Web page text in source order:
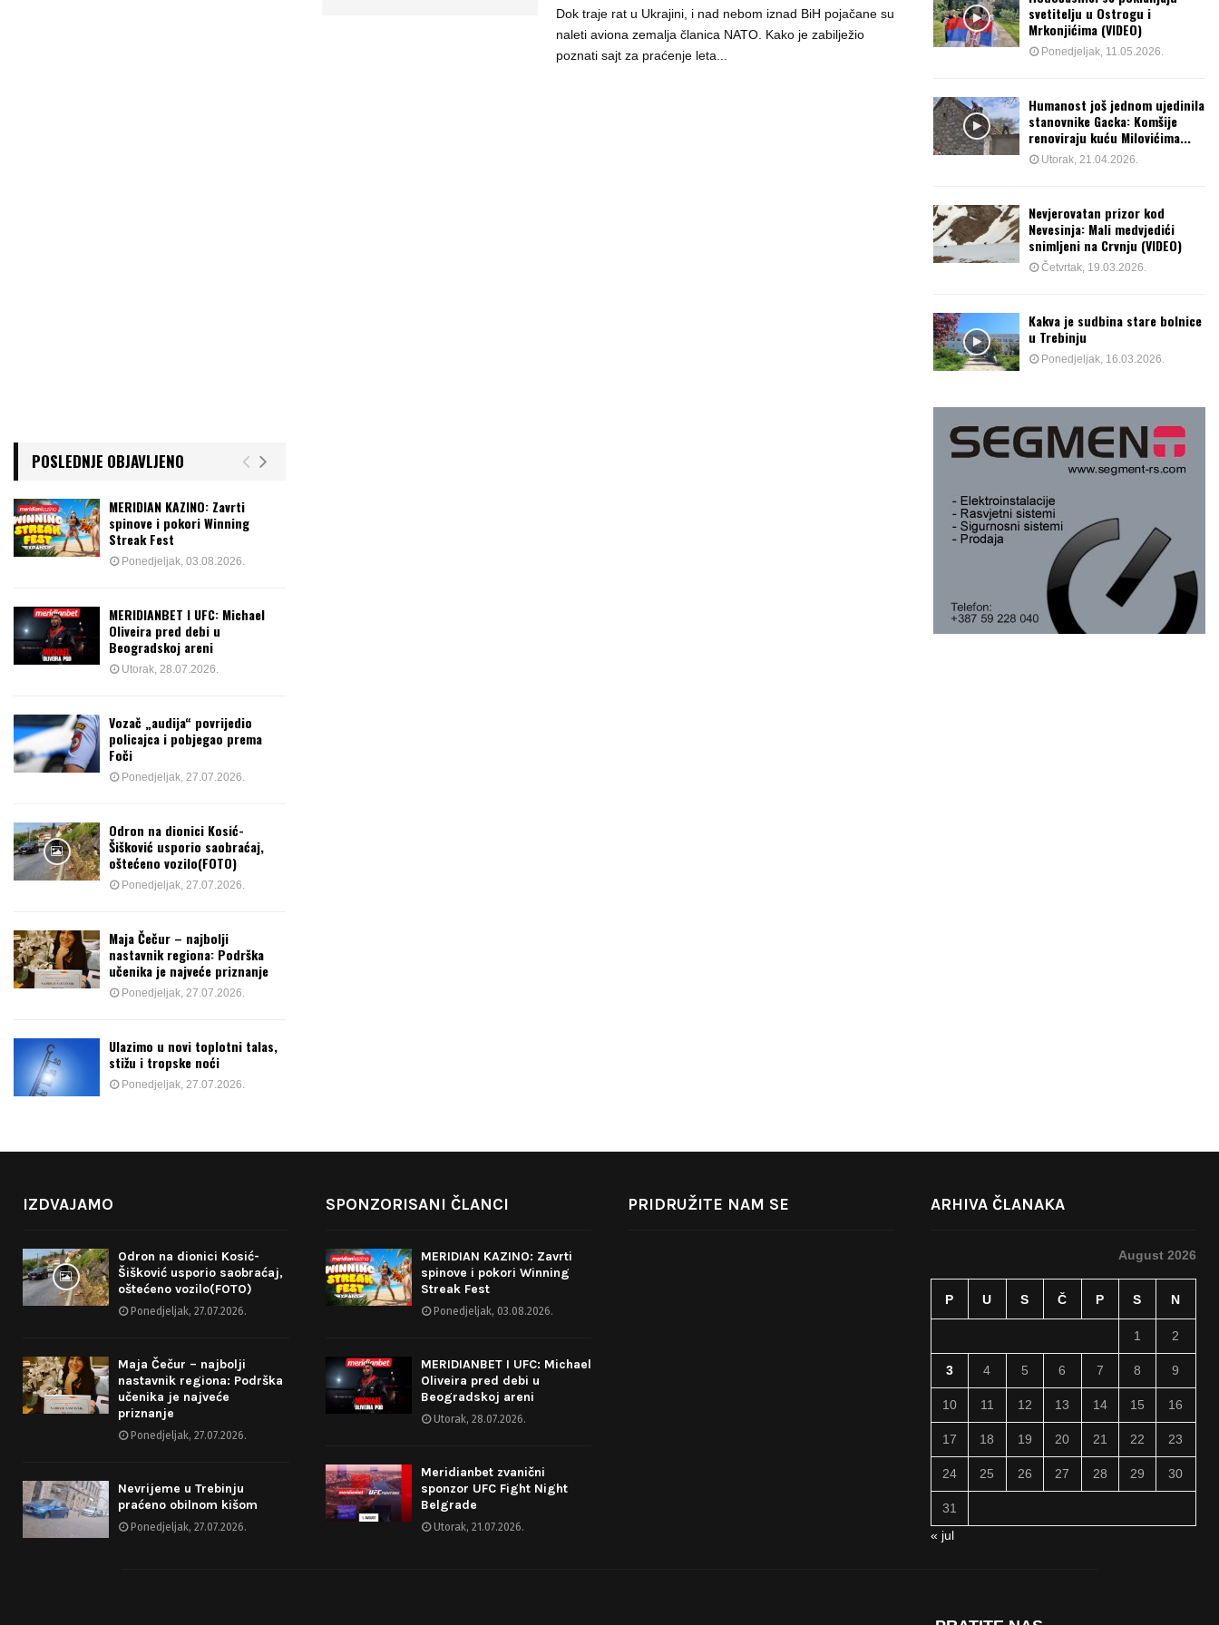
Dok traje rat u Ukrajini, i nad nebom iznad BiH pojačane su
naleti aviona zemalja članica NATO. Kako je zabilježio
poznati sajt za praćenje leta...
POSLEDNJE OBJAVLJENO
MERIDIAN KAZINO: Zavrti
spinove i pokori Winning
Streak Fest
Ponedjeljak, 03.08.2026.
MERIDIANBET I UFC: Michael
Oliveira pred debi u
Beogradskoj areni
Utorak, 28.07.2026.
Vozač „audija“ povrijedio
policajca i pobjegao prema
Foči
Ponedjeljak, 27.07.2026.
Odron na dionici Kosić-
Šišković usporio saobraćaj,
oštećeno vozilo(FOTO)
Ponedjeljak, 27.07.2026.
Maja Čečur – najbolji
nastavnik regiona: Podrška
učenika je najveće priznanje
Ponedjeljak, 27.07.2026.
Ulazimo u novi toplotni talas,
stižu i tropske noći
Ponedjeljak, 27.07.2026.
svetitelju u Ostrogu i
Mrkonjićima (VIDEO)
Ponedjeljak, 11.05.2026.
Humanost još jednom ujedinila
stanovnike Gacka: Komšije
renoviraju kuću Milovićima...
Utorak, 21.04.2026.
Nevjerovatan prizor kod
Nevesinja: Mali medvjedići
snimljeni na Crvnju (VIDEO)
Četvrtak, 19.03.2026.
Kakva je sudbina stare bolnice
u Trebinju
Ponedjeljak, 16.03.2026.
IZDVAJAMO
Odron na dionici Kosić-
Šišković usporio saobraćaj,
oštećeno vozilo(FOTO)
Ponedjeljak, 27.07.2026.
Maja Čečur – najbolji
nastavnik regiona: Podrška
učenika je najveće
priznanje
Ponedjeljak, 27.07.2026.
Nevrijeme u Trebinju
praćeno obilnom kišom
Ponedjeljak, 27.07.2026.
SPONZORISANI ČLANCI
MERIDIAN KAZINO: Zavrti
spinove i pokori Winning
Streak Fest
Ponedjeljak, 03.08.2026.
MERIDIANBET I UFC: Michael
Oliveira pred debi u
Beogradskoj areni
Utorak, 28.07.2026.
Meridianbet zvanični
sponzor UFC Fight Night
Belgrade
Utorak, 21.07.2026.
PRIDRUŽITE NAM SE ARHIVA ČLANAKA
August 2026
P U S Č P S N
1 2
3 4 5 6 7 8 9
10 11 12 13 14 15 16
17 18 19 20 21 22 23
24 25 26 27 28 29 30
31
« jul